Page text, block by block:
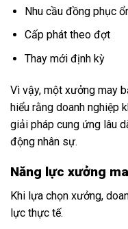
Nhu cầu đồng phục
Cấp phát theo đợt
Thay mới định kỳ
Vì vậy, một xưởng may
hiểu rằng doanh nghiệp
giải pháp cung ứng lâu
động nhân sự.
Năng lực xưởng
Khi lựa chọn xưởng,
lực thực tế.